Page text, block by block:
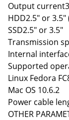
Output
HDD2.5" or
SSD2.5" or 3.5"
Transmission
Internal
Supported
Linux Fedora
Mac OS 10.6.2
Power cable
OTHER